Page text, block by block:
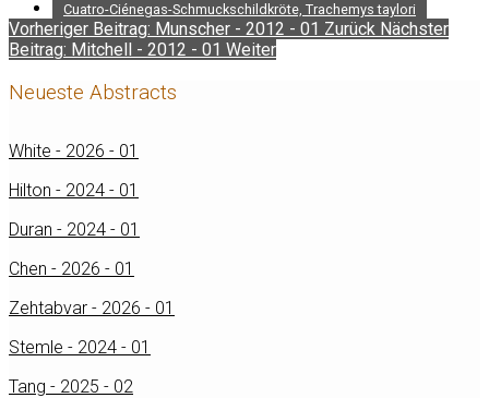
Cuatro-Ciénegas-Schmuckschildkröte, Trachemys taylori
Vorheriger Beitrag: Munscher - 2012 - 01 Zurück Nächster
Beitrag: Mitchell - 2012 - 01 Weiter
Neueste Abstracts
White - 2026 - 01
Hilton - 2024 - 01
Duran - 2024 - 01
Chen - 2026 - 01
Zehtabvar - 2026 - 01
Stemle - 2024 - 01
Tang - 2025 - 02